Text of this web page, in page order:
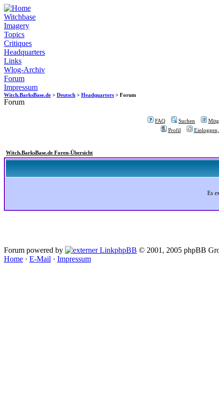
Witchbase
Imagery
Topics
Critiques
Headquarters
Links
Wlog-Archiv
Forum
Impressum
Witch.BarksBase.de > Deutsch > Headquarters > Forum
Forum
FAQ Suchen
Profil
Witch.BarksBase.de Foren-Übersicht
Es
Forum powered by phpBB © 2001, 2005 phpBB
Home · E-Mail · Impressum